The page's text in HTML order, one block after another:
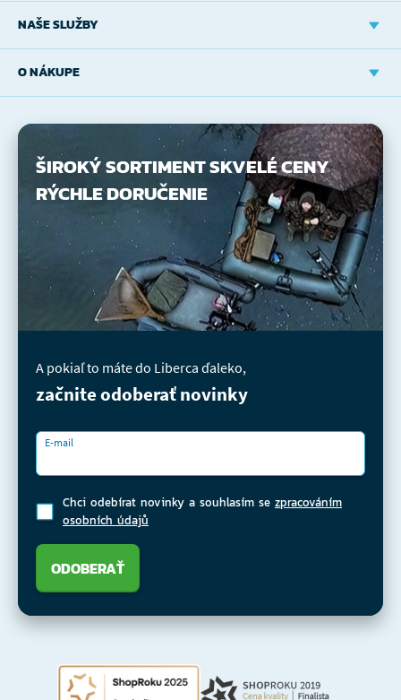
NAŠE SLUŽBY
O NÁKUPE
ŠIROKÝ SORTIMENTSKVELÉ CENY
RÝCHLE DORUČENIE
A pokiaľ to máte do Liberca ďaleko,
začnite odoberať novinky
E-mail
Chci odebírat novinky a souhlasím se zpracováním
osobních údajů
ODOBERAŤ